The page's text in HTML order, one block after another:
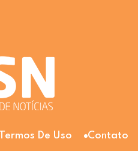
Termos De Uso Contato